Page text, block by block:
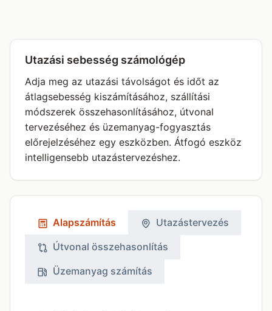
Utazási sebesség számológép
Adja meg az utazási távolságot és időt az
átlagsebesség kiszámításához, szállítási
módszerek összehasonlításához, útvonal
tervezéséhez és üzemanyag-fogyasztás
előrejelzéséhez egy eszközben. Átfogó eszköz
intelligensebb utazástervezéshez.
Alapszámítás
Utazástervezés
Útvonal összehasonlítás
Üzemanyag számítás